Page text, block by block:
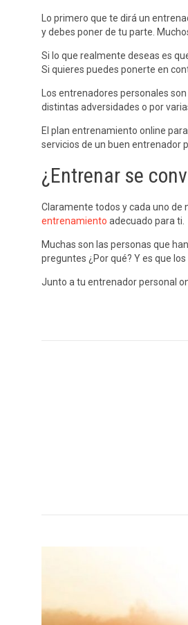
Lo primero que te dirá un
y debes poner de tu parte.
Si lo que realmente deseas es
Si quieres puedes ponerte en
Los entrenadores personales
distintas adversidades o por
El plan entrenamiento online
servicios de un buen entrenador
¿Entrenar se
Claramente todos y cada uno de
entrenamiento adecuado para ti.
Muchas son las personas que
preguntes ¿Por qué? Y es que
Junto a tu entrenador personal